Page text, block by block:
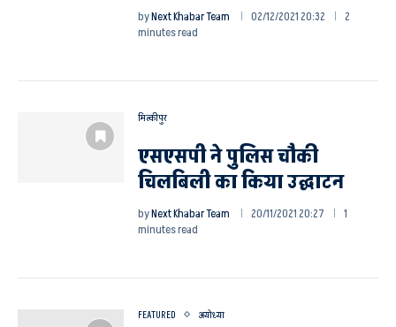
byNext Khabar Team 02/12/2021 20:32
2
minutes read
मिल्कीपुर
एसएसपी ने पुलिस चौकी
चिलबिली का किया उद्घाटन
byNext Khabar Team 20/11/2021 20:27
1
minutes read
FEATURED अयोध्या